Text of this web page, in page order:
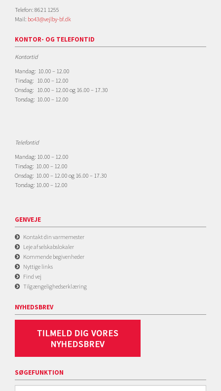
Telefon: 8621 1255
Mail: bo43@vejlby-bf.dk
KONTOR- OG TELEFONTID
Kontortid
Mandag: 10.00 – 12.00
Tirsdag: 10.00 – 12.00
Onsdag: 10.00 – 12.00 og 16.00 – 17.30
Torsdag: 10.00 – 12.00
Telefontid
Mandag: 10.00 – 12.00
Tirsdag: 10.00 – 12.00
Onsdag: 10.00 – 12.00 og 16.00 – 17.30
Torsdag: 10.00 – 12.00
GENVEJE
Kontakt din varmemester
Leje af selskabslokaler
Kommende begivenheder
Nyttige links
Find vej
Tilgængelighedserklæring
NYHEDSBREV
SØGEFUNKTION